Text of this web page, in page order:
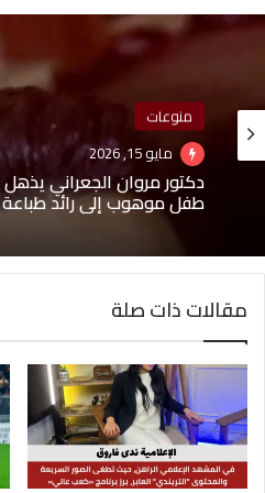
منوعات
مايو 15, 2026
دكتور مروان الجعراني
طفل موهوب إلى رائد طباعة
مقالات ذات صلة